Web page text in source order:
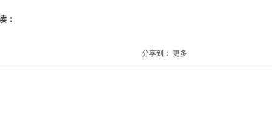
：
分享到： 更多